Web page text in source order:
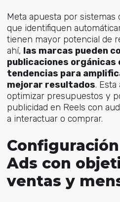
Meta apuesta por sistemas
que identifiquen
tienen mayor potencial de
ahí, las marcas pueden
publicaciones orgánicas
tendencias para
mejorar resultados.
optimizar presupuestos y
publicidad en Reels con
a interactuar o comprar.
Ads con
ventas y